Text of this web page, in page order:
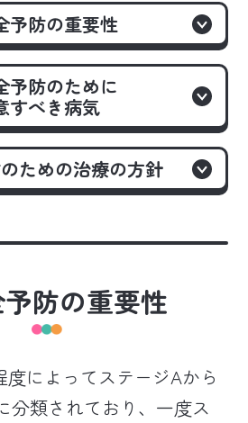
予防の重要性
予防のために
すべき病気
ための治療の方針
防の重要性
によってステージAから
分類されており、一度ス